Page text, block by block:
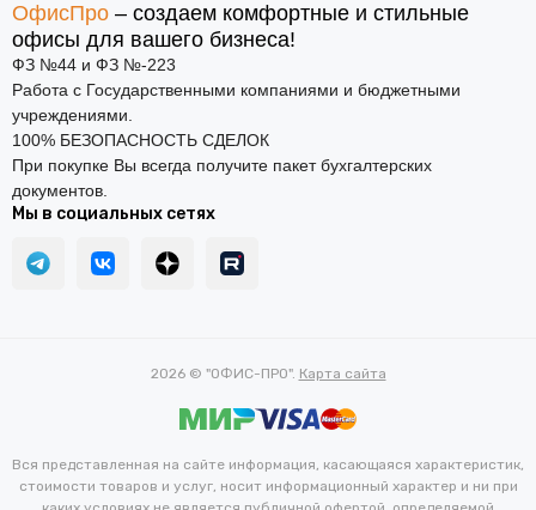
ОфисПро – создаем комфортные и стильные
офисы для вашего бизнеса!
ФЗ №44 и ФЗ №-223
Работа с Государственными компаниями и бюджетными
учреждениями.
100% БЕЗОПАСНОСТЬ СДЕЛОК
При покупке Вы всегда получите пакет бухгалтерских
документов.
Мы в социальных сетях
2026 © "ОФИС-ПРО". Карта сайта
Вся представленная на сайте информация, касающаяся характеристик,
стоимости товаров и услуг, носит информационный характер и ни при